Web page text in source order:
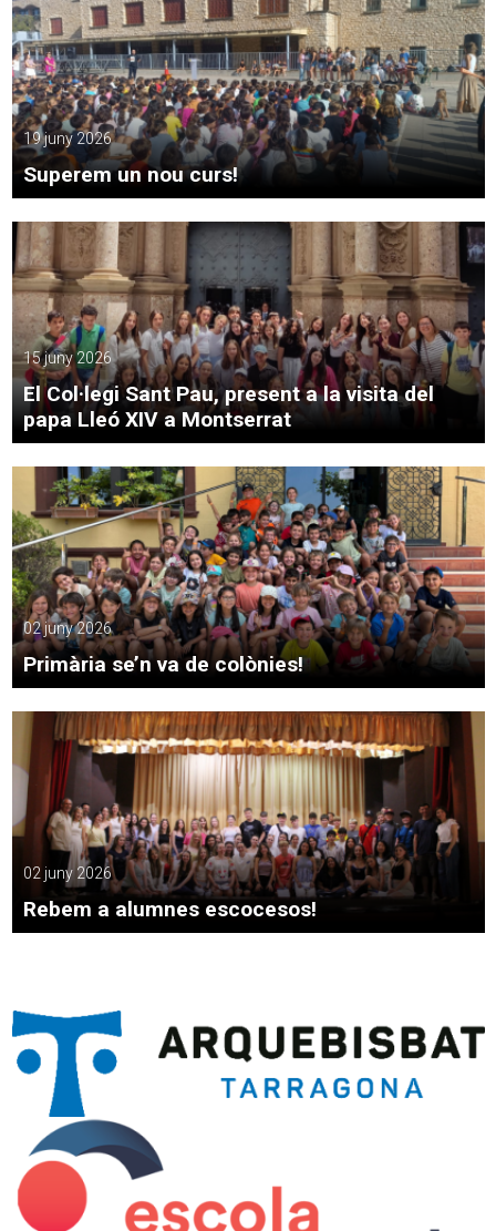
19 juny 2026
Superem un nou curs!
15 juny 2026
El Col·legi Sant Pau, present a la visita del
papa Lleó XIV a Montserrat
02 juny 2026
Primària se’n va de colònies!
02 juny 2026
Rebem a alumnes escocesos!